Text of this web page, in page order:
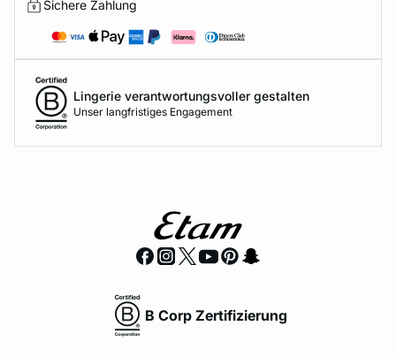
Sichere Zahlung
Lingerie verantwortungsvoller gestalten
Unser langfristiges Engagement
B Corp Zertifizierung